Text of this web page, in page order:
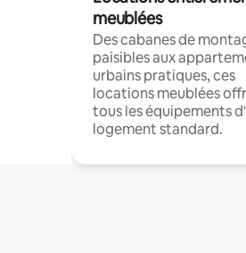
meublées
Des cabanes de
paisibles aux
urbains pratiques, ces
locations meublées
tous les équipements
logement standard.